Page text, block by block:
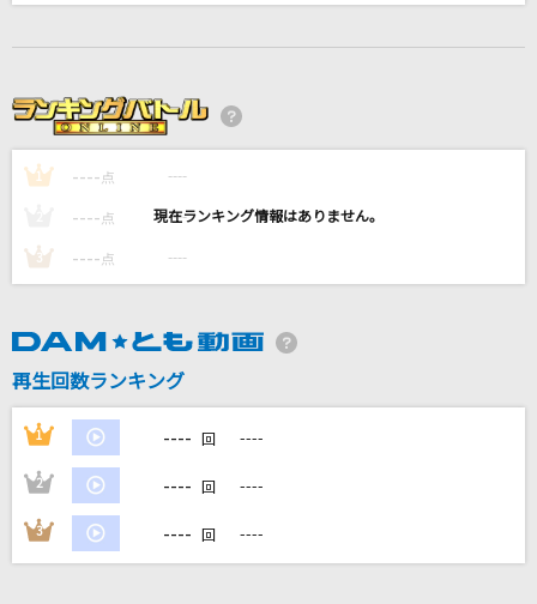
ゆりゆららららゆるゆり大事件
女の愛想は武器じゃない
OCHA NORMA
松浦亜弥
Juice=Juice
ドラえもんのうた(ドラえもんアニメバージョン)
山野さと子、(台詞)大山のぶ代
花に嵐
米津玄師
1 ---- 点 ----
---- 点 ----
3 ---- 点 ----
再生回数ランキング
1 ---- 回 ----
2 ---- 回 ----
3 ---- 回 ----